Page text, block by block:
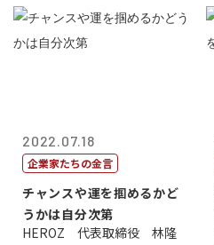
2022.07.18
企業家たちの金言
チャンスや運を掴めるかど
うかは自分次第
HEROZ 代表取締役 林隆